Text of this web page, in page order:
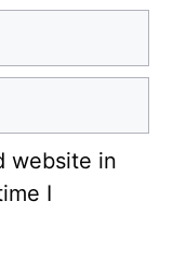
website in
I